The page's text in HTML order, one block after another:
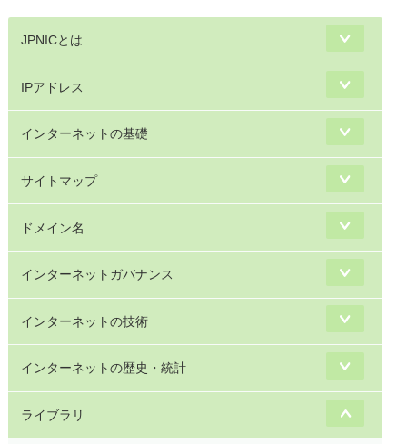
JPNICとは
IPアドレス
インターネットの基礎
サイトマップ
ドメイン名
インターネットガバナンス
インターネットの技術
インターネットの歴史・統計
ライブラリ